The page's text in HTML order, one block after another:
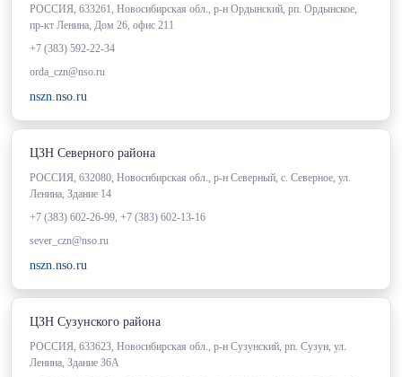
РОССИЯ, 633261, Новосибирская обл., р-н Ордынский, рп. Ордынское,
пр-кт Ленина, Дом 26, офис 211
+7 (383) 592-22-34
orda_czn@nso.ru
nszn.nso.ru
ЦЗН Северного района
РОССИЯ, 632080, Новосибирская обл., р-н Северный, с. Северное, ул.
Ленина, Здание 14
+7 (383) 602-26-99, +7 (383) 602-13-16
sever_czn@nso.ru
nszn.nso.ru
ЦЗН Сузунского района
РОССИЯ, 633623, Новосибирская обл., р-н Сузунский, рп. Сузун, ул.
Ленина, Здание 36А